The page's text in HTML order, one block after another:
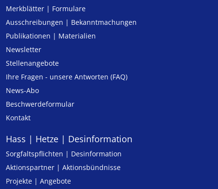
Merkblätter | Formulare
Ausschreibungen | Bekanntmachungen
Publikationen | Materialien
Newsletter
Stellenangebote
Ihre Fragen - unsere Antworten (FAQ)
News-Abo
Beschwerdeformular
Kontakt
Hass | Hetze | Desinformation
Sorgfaltspflichten | Desinformation
Aktionspartner | Aktionsbündnisse
Projekte | Angebote